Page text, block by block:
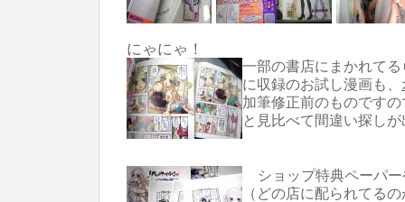
にゃにゃ！
一部の書店にまかれて
に収録のお試し漫画も、
加筆修正前のものです
と見比べて間違い探し
ショップ特典ペーパ
（どの店に配られてる